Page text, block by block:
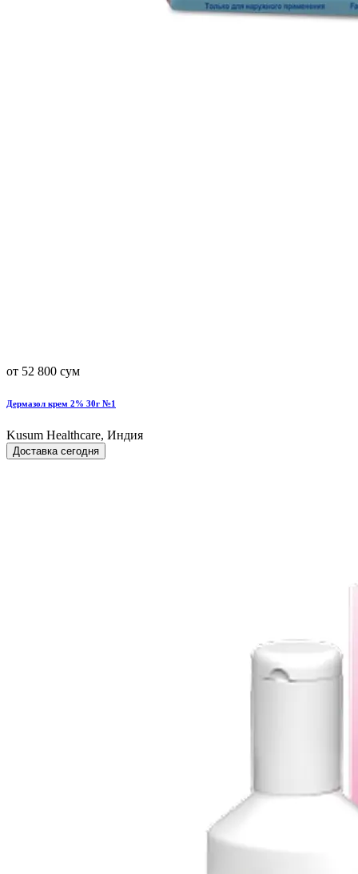
от 52 800 сум
Дермазол крем 2% 30г №1
Kusum Healthcare, Индия
Доставка сегодня